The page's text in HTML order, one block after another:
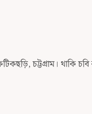
চট্টগ্রাম। থাকি চবি